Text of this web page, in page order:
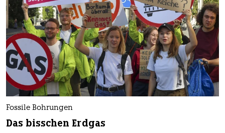
Fossile Bohrungen
Das bisschen Erdgas